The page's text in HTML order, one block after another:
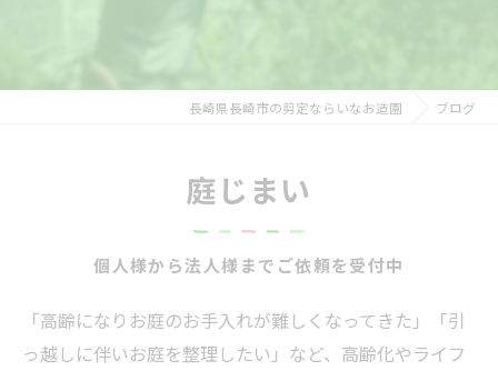
長崎県長崎市の剪定ならいなお造園 ブログ
庭じまい
個人様から法人様までご依頼を受付中
「高齢になりお庭のお手入れが難しくなってきた」「引
っ越しに伴いお庭を整理したい」など、高齢化やライフ